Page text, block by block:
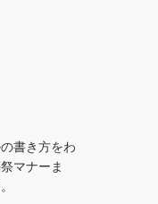
書き方をわ
マナーま